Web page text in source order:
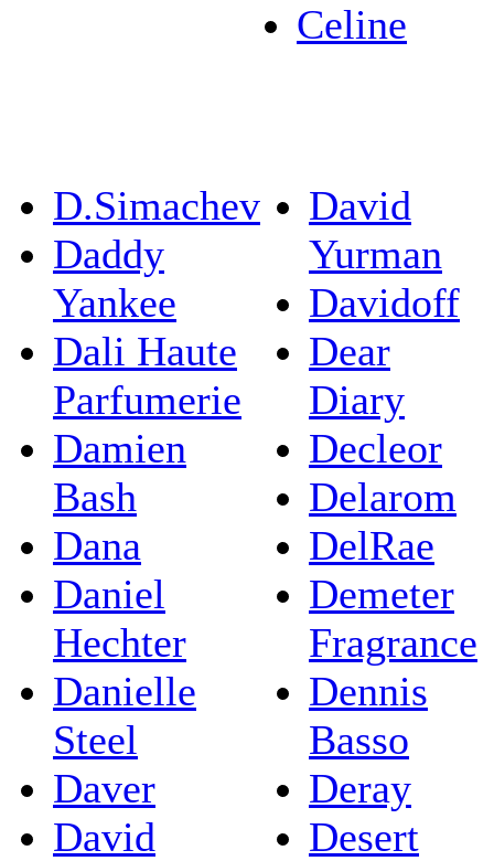
Celine
D.Simachev
Daddy
Yankee
Dali Haute
Parfumerie
Damien
Bash
Dana
Daniel
Hechter
Danielle
Steel
Daver
David
David
Yurman
Davidoff
Dear
Diary
Decleor
Delarom
DelRae
Demeter
Fragrance
Dennis
Basso
Deray
Desert